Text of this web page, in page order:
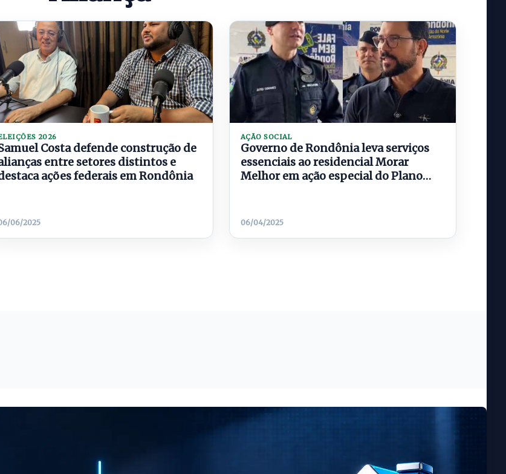
2026
Costa defende construção de
entre setores distintos e
ações federais em Rondônia
06/2025
AÇÃO SOCIAL
Governo de Rondônia leva serviços
essenciais ao residencial Morar
Melhor em ação especial do Plano
06/04/2025